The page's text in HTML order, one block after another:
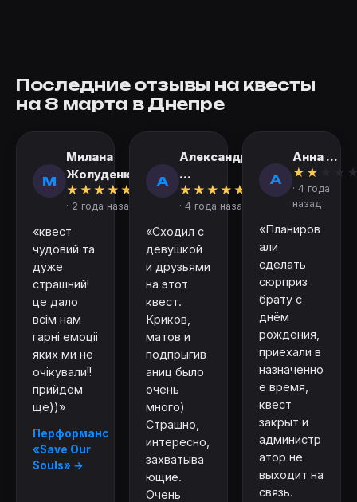
Последние отзывы на квесты
на 8 марта в Днепре
М
Милана
Жолуденко
★ ★ ★ ★ ★
· 2 года назад
«квест
чудовий та
дуже
страшний!
це дало
всім нам
гарні емоціі
яких ми не
очікували!!
прийдем
ще))»
Перформанс
«Save Our
Souls» →
А
Александр
...
★ ★ ★ ★ ★
· 4 года назад
«Сходил с
девушкой
и друзьями
на этот
квест.
Криков,
матов и
подпрыгив
аниц было
очень
много)
Страшно,
интересно,
захватыва
ющие.
Очень
А
Анна ...
★ ★ ★
· 4 года
назад
«Планиров
али
сделать
сюрприз
брату с
днём
рождения,
приехали в
назначенно
е время,
квест
закрыт и
администр
атор не
выходит на
связь.